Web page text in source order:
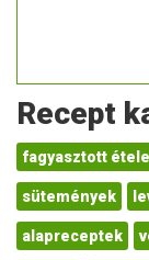
Recept
fagyasztott
sütemények
alapreceptek